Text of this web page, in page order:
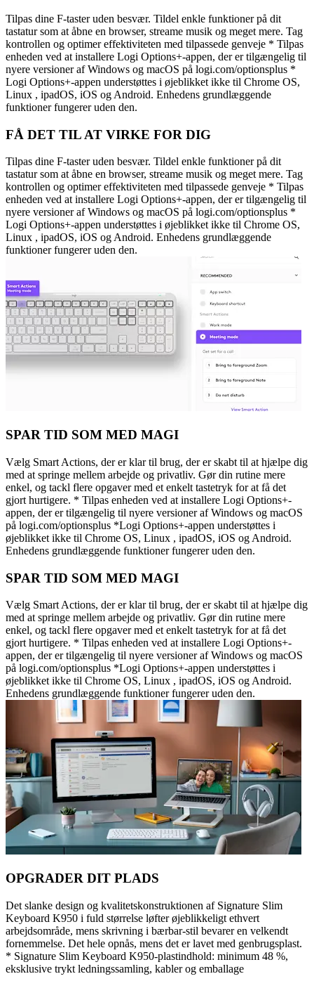
Tilpas dine F-taster uden besvær. Tildel enkle funktioner på dit
tastatur som at åbne en browser, streame musik og meget mere. Tag
kontrollen og optimer effektiviteten med tilpassede genveje * Tilpas
enheden ved at installere Logi Options+-appen, der er tilgængelig til
nyere versioner af Windows og macOS på logi.com/optionsplus *
Logi Options+-appen understøttes i øjeblikket ikke til Chrome OS,
Linux , ipadOS, iOS og Android. Enhedens grundlæggende
funktioner fungerer uden den.
FÅ DET TIL AT VIRKE FOR DIG
Tilpas dine F-taster uden besvær. Tildel enkle funktioner på dit
tastatur som at åbne en browser, streame musik og meget mere. Tag
kontrollen og optimer effektiviteten med tilpassede genveje * Tilpas
enheden ved at installere Logi Options+-appen, der er tilgængelig til
nyere versioner af Windows og macOS på logi.com/optionsplus *
Logi Options+-appen understøttes i øjeblikket ikke til Chrome OS,
Linux , ipadOS, iOS og Android. Enhedens grundlæggende
funktioner fungerer uden den.
SPAR TID SOM MED MAGI
Vælg Smart Actions, der er klar til brug, der er skabt til at hjælpe dig
med at springe mellem arbejde og privatliv. Gør din rutine mere
enkel, og tackl flere opgaver med et enkelt tastetryk for at få det
gjort hurtigere. * Tilpas enheden ved at installere Logi Options+-
appen, der er tilgængelig til nyere versioner af Windows og macOS
på logi.com/optionsplus *Logi Options+-appen understøttes i
øjeblikket ikke til Chrome OS, Linux , ipadOS, iOS og Android.
Enhedens grundlæggende funktioner fungerer uden den.
SPAR TID SOM MED MAGI
Vælg Smart Actions, der er klar til brug, der er skabt til at hjælpe dig
med at springe mellem arbejde og privatliv. Gør din rutine mere
enkel, og tackl flere opgaver med et enkelt tastetryk for at få det
gjort hurtigere. * Tilpas enheden ved at installere Logi Options+-
appen, der er tilgængelig til nyere versioner af Windows og macOS
på logi.com/optionsplus *Logi Options+-appen understøttes i
øjeblikket ikke til Chrome OS, Linux , ipadOS, iOS og Android.
Enhedens grundlæggende funktioner fungerer uden den.
OPGRADER DIT PLADS
Det slanke design og kvalitetskonstruktionen af Signature Slim
Keyboard K950 i fuld størrelse løfter øjeblikkeligt ethvert
arbejdsområde, mens skrivning i bærbar-stil bevarer en velkendt
fornemmelse. Det hele opnås, mens det er lavet med genbrugsplast.
* Signature Slim Keyboard K950-plastindhold: minimum 48 %,
eksklusive trykt ledningssamling, kabler og emballage